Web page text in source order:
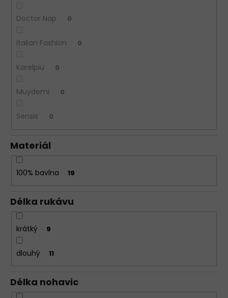
Doctor Nap 0
Italian Fashion 0
Karelpiu 0
Muydemi 0
Sensis 0
Materiál
100% bavlna 19
Délka rukávu
krátký 9
dlouhý 11
Délka nohavic